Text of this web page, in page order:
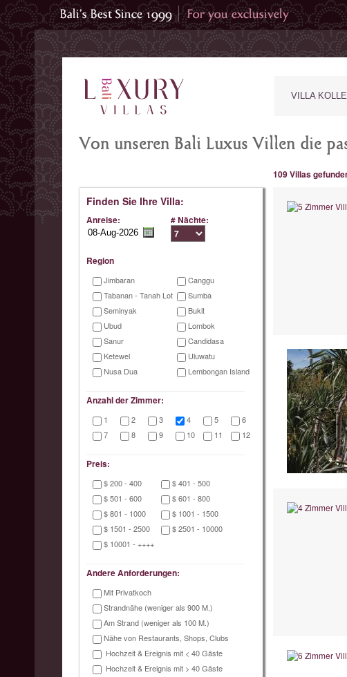
VILLA
Von unseren Bali Luxus Villen die
Finden Sie Ihre Villa:
Anreise: # Nächte:
Region
Jimbaran
Canggu
Tabanan - Tanah Lot
Sumba
Seminyak
Bukit
Ubud
Lombok
Sanur
Candidasa
Ketewel
Uluwatu
Nusa Dua
Lembongan Island
Anzahl der Zimmer:
1 2 3 4 5
6
7
8 9 10 11 12
Preis:
$ 200 - 400
$ 401 - 500
$ 501 - 600
$ 601 - 800
$ 801 - 1000
$ 1001 - 1500
$ 1501 - 2500
$ 2501 - 10000
$ 10001 - ++++
Andere Anforderungen:
Mit Privatkoch
Strandnähe (weniger als 900 M.)
Am Strand (weniger als 100 M.)
Nähe von Restaurants, Shops, Clubs
Hochzeit & Ereignis mit < 40 Gäste
Hochzeit & Ereignis mit > 40 Gäste
109 Villas